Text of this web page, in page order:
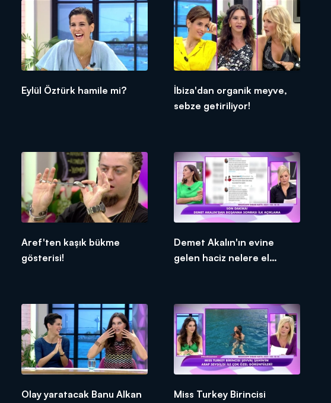
Eylül Öztürk hamile mi?
İbiza'dan organik meyve,
sebze getiriliyor!
Aref'ten kaşık bükme
gösterisi!
Demet Akalın'ın evine
gelen haciz nelere el
Olay yaratacak Banu Alkan
Miss Turkey Birincisi